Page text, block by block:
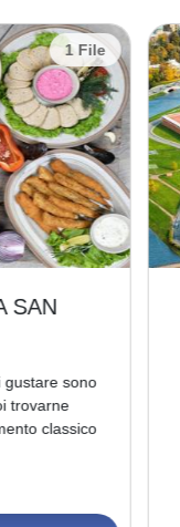
1 File
SAN
gustare sono
trovarne
classico